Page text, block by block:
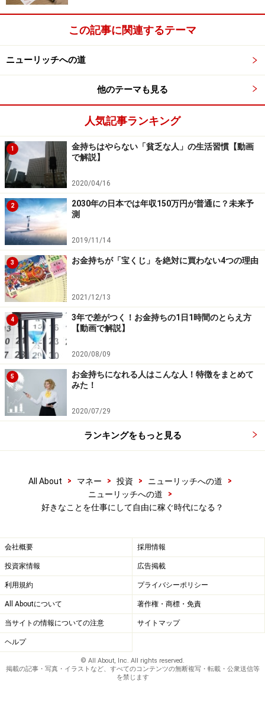
しかし現実には保育士に限らず、ほとんどの仕事は慣れ
するまでにかかる時間と、アウトプットのクオリティだ
金融の仕事、貿易の仕事、物流の仕事、法律や税務の仕
事などなど、たいていの仕事は入社して数年も経験すれ
ば、よほどひどい人でなければ誰でもできるようになり
ます。
それは自分の仕事を振り返ってみてもわかるのではない
でしょうか。新卒で入社したときは何もできなかったけ
れども、今はルーチンとしてできるようになっている。
かかる時間やクオリティは違っても、自分も同期も先輩
も後輩も、実際にこなせているでしょう。
ただし厳密には誰でもできるわけではなく、「適性」が
必要です。実際、保育士の仕事は大変で、体力と忍耐
力、子どもに対する優しさやホスピタリティがないとで
きないと感じます。ちなみに保育士の給与が低いのは、
誰でもできるからではなく、補助金に依存したビジネス
モデルだからです。
園児一人当たりに分配される補助金額は決まっている
し、園児の月齢に応じて人数あたりに必要な保育士の人
数も決まっています。園の運営経費は削っても知れてい
て、歯科や皮膚科などのように自費診療の商品も作れま
せん。
だから補助金の範囲内でしか給与を出すことができない
のです。これは同様にニュースなどで騒がれる介護関連
構造上の問題なのです。
自分らしく生きられる「働き方」を考える
ちょっと話が逸れてしまいましたが、器用な会社員が抱
える問題は、この仕事は自分に向いていないかもしれな
いとうすうす感じつつ、慣れてきてソツなくこなせるが
ゆえに「この仕事も悪くない」「それなりに向いている
この記事に関連するテーマ
ニューリッチへの道
他のテーマも見る
人気記事ランキング
1
金持ちはやらない「貧乏な人」の生活習慣【動画
で解説】
2020/04/16
2
2030年の日本では年収150万円が普通に？未来予
測
2019/11/14
3 お金持ちが「宝くじ」を絶対に買わない4つの理由
2021/12/13
4
3年で差がつく！お金持ちの1日1時間のとらえ方
【動画で解説】
2020/08/09
5
お金持ちになれる人はこんな人！特徴をまとめて
みた！
2020/07/29
ランキングをもっと見る
All About > マネー > 投資 > ニューリッチへの道
>
ニューリッチへの道
>
好きなことを仕事にして自由に稼ぐ時代になる？
会社概要 採用情報
投資家情報 広告掲載
利用規約 プライバシーポリシー
All Aboutについて 著作権・商標・免責
当サイトの情報についての注意 サイトマップ
ヘルプ
© All About, Inc. All rights reserved.
掲載の記事・写真・イラストなど、すべてのコンテンツの無断複写・転載・公衆送信等
を禁じます